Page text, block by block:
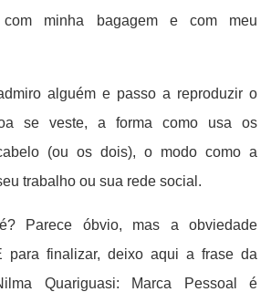
com minha bagagem e com meu
alguém e passo a reproduzir o
se veste, a forma como usa os
(ou os dois), o modo como a
trabalho ou sua rede social.
Parece óbvio, mas a obviedade
para finalizar, deixo aqui a frase da
Quariguasi: Marca Pessoal é